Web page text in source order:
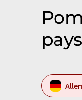
pays